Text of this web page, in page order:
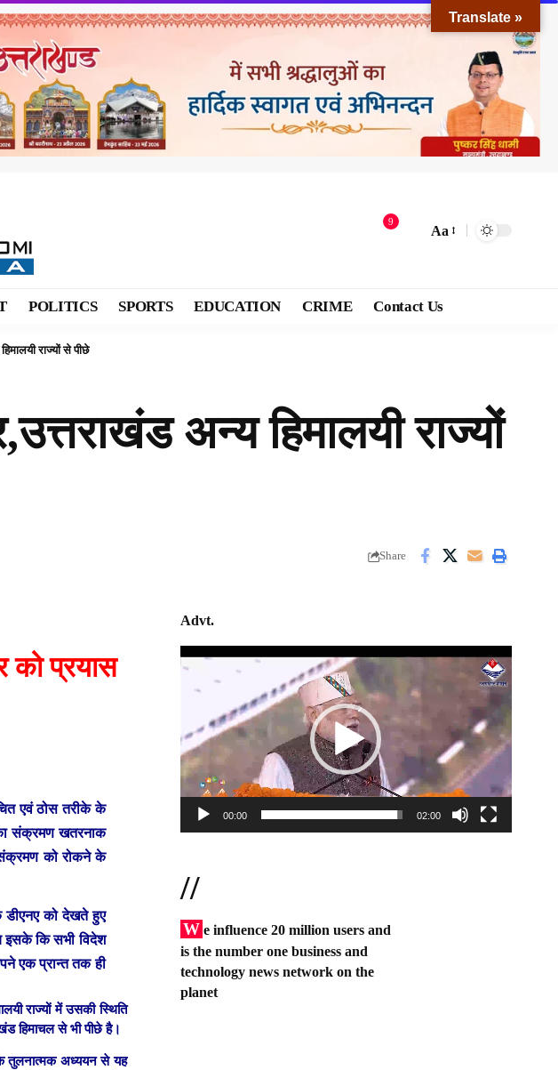
9
Aa
POLITICS SPORTS EDUCATION CRIME Contact Us
राज्यों से पीछे
अन्य हिमालयी राज्यों
Share
को प्रयास
एवं ठोस तरीके के
का संक्रमण खतरनाक
संक्रमण को रोकने के
डीएनए को देखते हुए
इसके कि सभी विदेश
एक प्रान्त तक ही
राज्यों में उसकी स्थिति
हिमाचल से भी पीछे है।
के तुलनात्मक अध्ययन से यह
Advt.
Video
00:00 02:00
//
W e influence 20 million users and
is the number one business and
technology news network on the
planet
Translate »